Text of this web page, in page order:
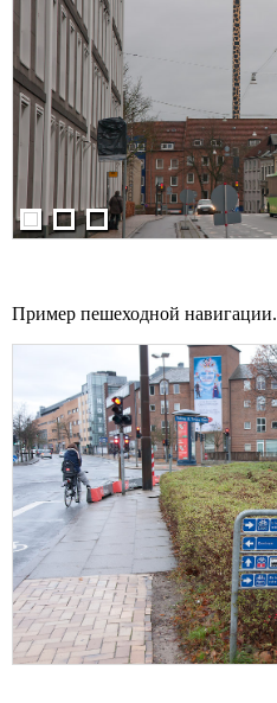
Пример пешеходной навигации.